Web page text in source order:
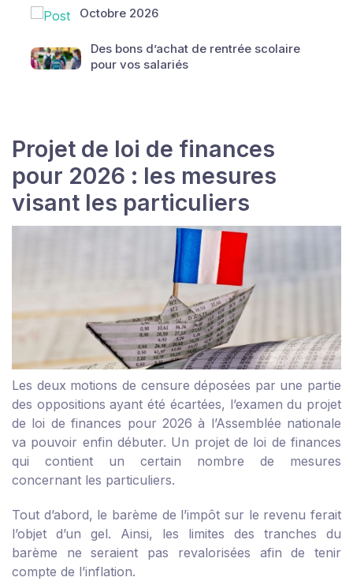
Octobre 2026
Des bons d’achat de rentrée scolaire
pour vos salariés
Projet de loi de finances
pour 2026 : les mesures
visant les particuliers
Les deux motions de censure déposées par une partie
des oppositions ayant été écartées, l’examen du projet
de loi de finances pour 2026 à l’Assemblée nationale
va pouvoir enfin débuter. Un projet de loi de finances
qui contient un certain nombre de mesures
concernant les particuliers.
Tout d’abord, le barème de l’impôt sur le revenu ferait
l’objet d’un gel. Ainsi, les limites des tranches du
barème ne seraient pas revalorisées afin de tenir
compte de l’inflation.